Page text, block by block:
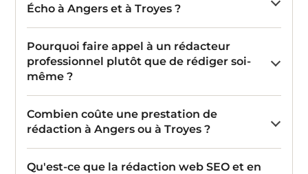
Écho à Angers et à Troyes ?
Pourquoi faire appel à un rédacteur
professionnel plutôt que de rédiger soi-
même ?
Combien coûte une prestation de
rédaction à Angers ou à Troyes ?
Qu'est-ce que la rédaction web SEO et en